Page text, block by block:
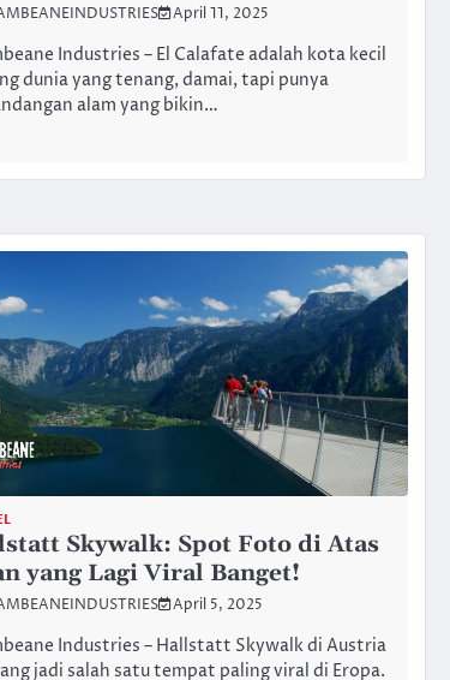
April 11, 2025
Industries – El Calafate adalah kota kecil
dunia yang tenang, damai, tapi punya
alam yang bikin…
Skywalk: Spot Foto di Atas
yang Lagi Viral Banget!
April 5, 2025
Industries – Hallstatt Skywalk di Austria
jadi salah satu tempat paling viral di Eropa.